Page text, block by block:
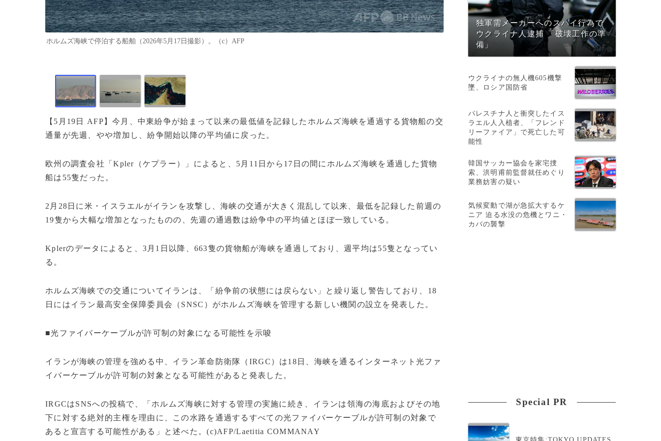
ホルムズ海峡で停泊する船舶（2026年5月17日撮影）。（c）AFP
【5月19日 AFP】今月、中東紛争が始まって以来の最低値を記録したホルムズ海峡を通過する貨物船の交
通量が先週、やや増加し、紛争開始以降の平均値に戻った。
欧州の調査会社「Kpler（ケプラー）」によると、5月11日から17日の間にホルムズ海峡を通過した貨物
船は55隻だった。
2月28日に米・イスラエルがイランを攻撃し、海峡の交通が大きく混乱して以来、最低を記録した前週の
19隻から大幅な増加となったものの、先週の通過数は紛争中の平均値とほぼ一致している。
Kplerのデータによると、3月1日以降、663隻の貨物船が海峡を通過しており、週平均は55隻となってい
る。
ホルムズ海峡での交通についてイランは、「紛争前の状態には戻らない」と繰り返し警告しており、18
日にはイラン最高安全保障委員会（SNSC）がホルムズ海峡を管理する新しい機関の設立を発表した。
■光ファイバーケーブルが許可制の対象になる可能性を示唆
イランが海峡の管理を強める中、イラン革命防衛隊（IRGC）は18日、海峡を通るインターネット光ファ
イバーケーブルが許可制の対象となる可能性があると発表した。
IRGCはSNSへの投稿で、「ホルムズ海峡に対する管理の実施に続き、イランは領海の海底およびその地
下に対する絶対的主権を理由に、この水路を通過するすべての光ファイバーケーブルが許可制の対象で
あると宣言する可能性がある」と述べた。(c)AFP/Laetitia COMMANAY
独軍需メーカーへのスパイ行為で
ウクライナ人逮捕 「破壊工作の準
備」
ウクライナの無人機605機撃
墜、ロシア国防省
パレスチナ人と衝突したイス
ラエル人入植者、「フレンド
リーファイア」で死亡した可
能性
韓国サッカー協会を家宅捜
索、洪明甫前監督就任めぐり
業務妨害の疑い
気候変動で湖が急拡大するケ
ニア 迫る水没の危機とワニ・
カバの襲撃
Special PR
東京特集:TOKYO UPDATES